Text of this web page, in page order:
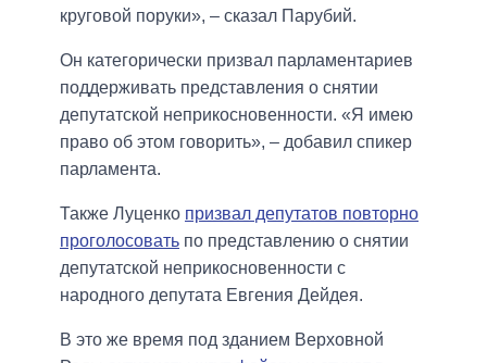
круговой поруки», – сказал Парубий.
Он категорически призвал парламентариев
поддерживать представления о снятии
депутатской неприкосновенности. «Я имею
право об этом говорить», – добавил спикер
парламента.
Также Луценко призвал депутатов повторно
проголосовать по представлению о снятии
депутатской неприкосновенности с
народного депутата Евгения Дейдея.
В это же время под зданием Верховной